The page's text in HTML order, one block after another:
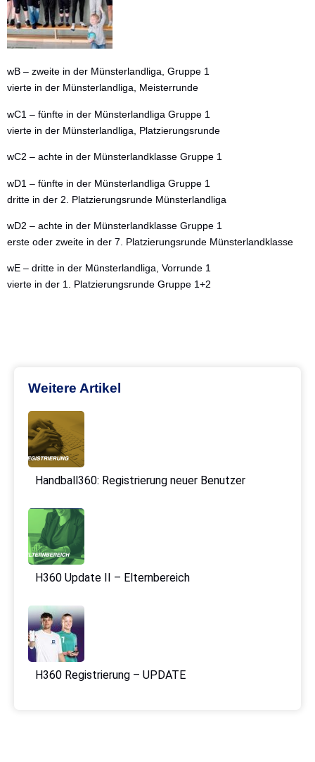
wB – zweite in der Münsterlandliga, Gruppe 1
vierte in der Münsterlandliga, Meisterrunde
wC1 – fünfte in der Münsterlandliga Gruppe 1
vierte in der Münsterlandliga, Platzierungsrunde
wC2 – achte in der Münsterlandklasse Gruppe 1
wD1 – fünfte in der Münsterlandliga Gruppe 1
dritte in der 2. Platzierungsrunde Münsterlandliga
wD2 – achte in der Münsterlandklasse Gruppe 1
erste oder zweite in der 7. Platzierungsrunde Münsterlandklasse
wE – dritte in der Münsterlandliga, Vorrunde 1
vierte in der 1. Platzierungsrunde Gruppe 1+2
Weitere Artikel
Handball360: Registrierung neuer Benutzer
H360 Update II – Elternbereich
H360 Registrierung – UPDATE